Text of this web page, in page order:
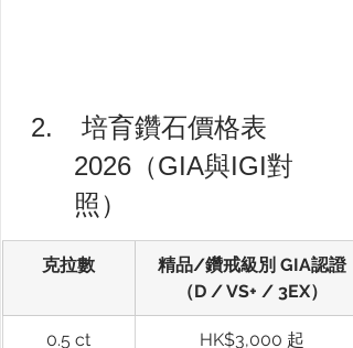
培育鑽石價格表
2026（GIA與IGI對
照）
克拉數
精品/鑽戒級別 GIA認證
（D / VS+ / 3EX）
0.5 ct
HK$3,000 起